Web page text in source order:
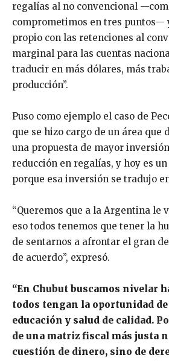
regalías al no convencional
comprometimos en tres puntos—
propio con las retenciones al
marginal para las cuentas
traducir en más dólares, más
producción”.
Puso como ejemplo el caso de
que se hizo cargo de un área que
una propuesta de mayor
reducción en regalías, y hoy es
porque esa inversión se tradujo
“Queremos que a la Argentina le
eso todos tenemos que tener la
de sentarnos a afrontar el gran
de acuerdo”, expresó.
“En Chubut buscamos nivelar
todos tengan la oportunidad de
educación y salud de calidad.
de una matriz fiscal más justa
cuestión de dinero, sino de